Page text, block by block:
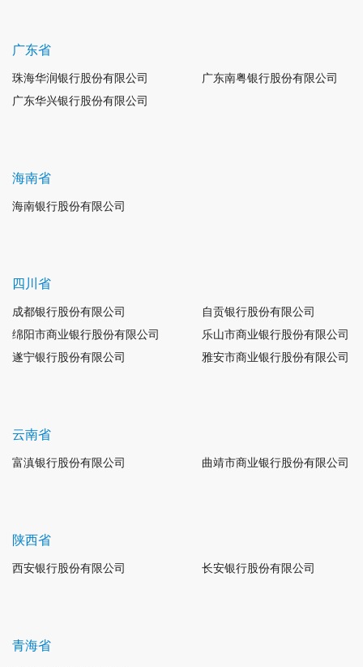
广东省
珠海华润银行股份有限公司
广东南粤银行股份有限公司
广东华兴银行股份有限公司
海南省
海南银行股份有限公司
四川省
成都银行股份有限公司
自贡银行股份有限公司
绵阳市商业银行股份有限公司
乐山市商业银行股份有限公司
遂宁银行股份有限公司
雅安市商业银行股份有限公司
云南省
富滇银行股份有限公司 曲靖市商业银行股份有限公司
陕西省
西安银行股份有限公司 长安银行股份有限公司
青海省